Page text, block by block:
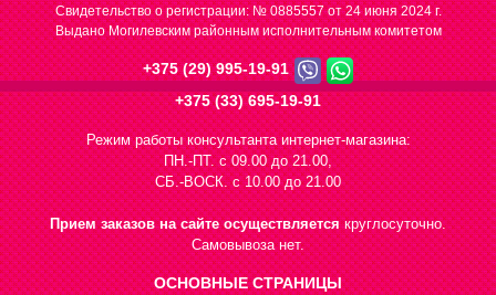
Cвидетельство о регистрации: № 0885557 от 24 июня 2024 г.
Выдано Могилевским районным исполнительным комитетом
+375 (29) 995-19-91
+375 (33) 695-19-91
Режим работы консультанта интернет-магазина:
ПН.-ПТ. с 09.00 до 21.00,
СБ.-ВОСК. с 10.00 до 21.00
Прием заказов на сайте осуществляетсякруглосуточно.
Самовывоза нет.
ОСНОВНЫЕ СТРАНИЦЫ